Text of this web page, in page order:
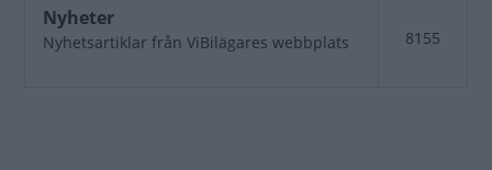
Inga
nya
Nyheter
Nyhetsartiklar från ViBilägares webbplats 8155